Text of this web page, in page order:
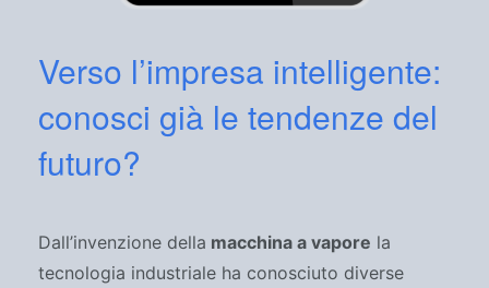
Verso l’impresa intelligente:
conosci già le tendenze del
futuro?
Dall’invenzione della macchina a vapore la
tecnologia industriale ha conosciuto diverse